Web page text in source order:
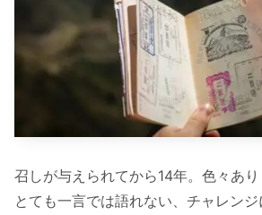
召しが与えられてから14年。色々あり
とても一言では語れない、チャレンジ